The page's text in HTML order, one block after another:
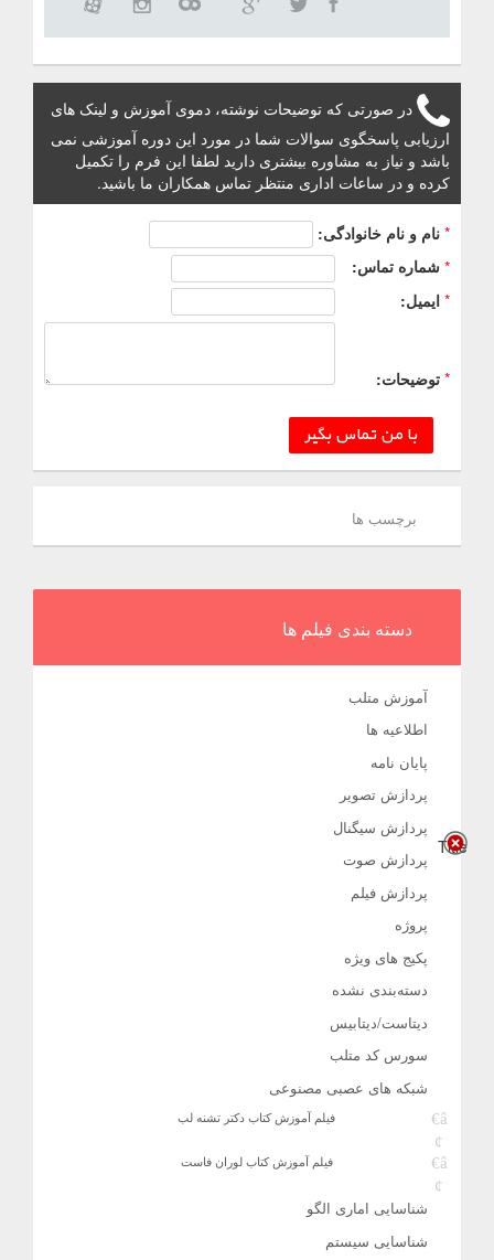
در صورتی که توضیحات نوشته، دموی آموزش و لینک های
ارزیابی پاسخگوی سوالات شما در مورد این دوره آموزشی نمی
باشد و نیاز به مشاوره بیشتری دارید لطفا این فرم را تکمیل
کرده و در ساعات اداری منتظر تماس همکاران ما باشید.
نام و نام خانوادگی:
شماره تماس:
ایمیل:
توضیحات:
با من تماس بگیر
برچسب ها
دسته بندی فیلم ها
آموزش متلب
اطلاعیه ها
پایان نامه
پردازش تصویر
پردازش سیگنال
پردازش صوت
پردازش فیلم
پروژه
پکیج های ویژه
دسته‌بندی نشده
دیتاست/دیتابیس
سورس کد متلب
شبکه های عصبی مصنوعی
فیلم آموزش کتاب دکتر تشنه لب
فیلم آموزش کتاب لوران فاست
شناسایی اماری الگو
شناسایی سیستم
Title